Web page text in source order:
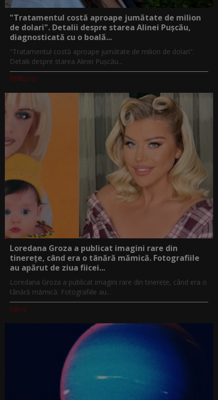
"Tratamentul costă aproape jumătate de milion
de dolari". Detalii despre starea Alinei Pușcău,
diagnosticată cu o boală...
"Tratamentul costă aproape jumătate de milion de dolari".
Detalii despre starea Alinei Pușcău...
PeRoz.ro
Loredana Groza a publicat imagini rare din
tinerețe, când era o tânără mămică. Fotografiile
au apărut de ziua fiicei...
Loredana Groza a publicat imagini rare din tinerețe, când era o
tânără mămică. Fotografiile au...
Utv.ro